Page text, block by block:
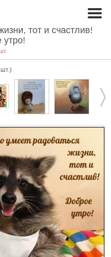
тот и счастлив!
утро!